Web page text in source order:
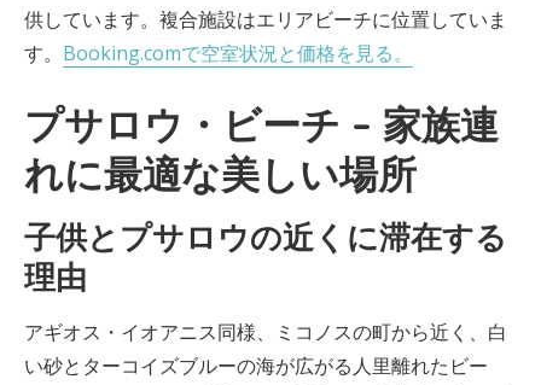
供しています。複合施設はエリアビーチに位置していま
す。 Booking.comで空室状況と価格を見る。
プサロウ・ビーチ – 家族連
れに最適な美しい場所
子供とプサロウの近くに滞在する
理由
アギオス・イオアニス同様、ミコノスの町から近く、白
い砂とターコイズブルーの海が広がる人里離れたビー